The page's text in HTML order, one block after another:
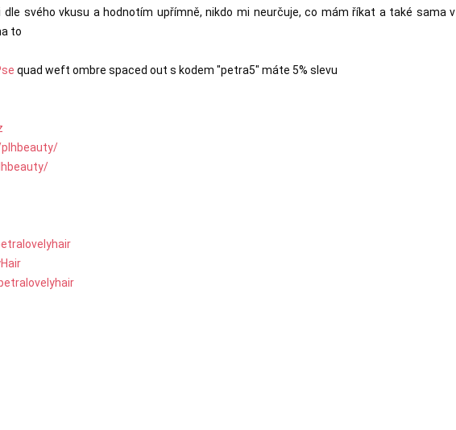
svého vkusu a hodnotím upřímně, nikdo mi neurčuje, co mám říkat a také sama v
to
quad weft ombre spaced out s kodem "petra5" máte 5% slevu